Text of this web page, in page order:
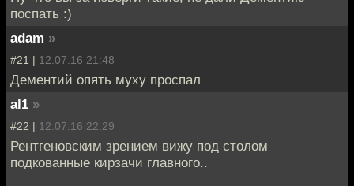
поспать :)
adam »
#21 | 12.07.16 21:48
Дементий опять муху проспал
al1 »
#22 | 12.07.16 22:29
Рентгеновским зрением вижу под столом
подкованные кирзачи главного..